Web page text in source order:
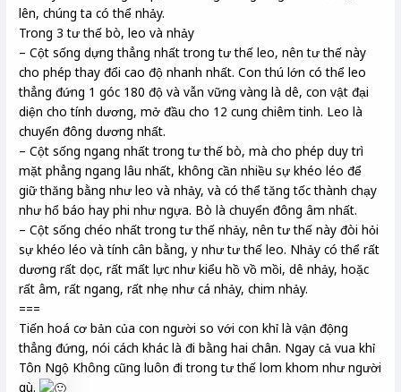
lên, chúng ta có thể nhảy.
Trong 3 tư thế bò, leo và nhảy
– Cột sống dựng thẳng nhất trong tư thế leo, nên tư thế này
cho phép thay đổi cao độ nhanh nhất. Con thú lớn có thể leo
thẳng đứng 1 góc 180 độ và vẫn vững vàng là dê, con vật đại
diện cho tính dương, mở đầu cho 12 cung chiêm tinh. Leo là
chuyển đông dương nhất.
– Cột sống ngang nhất trong tư thế bò, mà cho phép duy trì
mặt phẳng ngang lâu nhất, không cần nhiều sự khéo léo để
giữ thăng bằng như leo và nhảy, và có thể tăng tốc thành chạy
như hổ báo hay phi như ngựa. Bò là chuyển đông âm nhất.
– Cột sống chéo nhất trong tư thế nhảy, nên tư thế này đòi hỏi
sự khéo léo và tính cân bằng, y như tư thế leo. Nhảy có thể rất
dương rất dọc, rất mất lực như kiểu hồ vồ mồi, dê nhảy, hoặc
rất âm, rất ngang, rất nhẹ như cá nhảy, chim nhảy.
===
Tiến hoá cơ bản của con người so với con khỉ là vận động
thẳng đứng, nói cách khác là đi bằng hai chân. Ngay cả vua khỉ
Tôn Ngộ Không cũng luôn đi trong tư thế lom khom như người
gù.